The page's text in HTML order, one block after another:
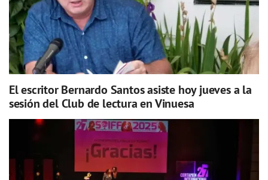
El escritor Bernardo Santos asiste hoy jueves a la
sesión del Club de lectura en Vinuesa